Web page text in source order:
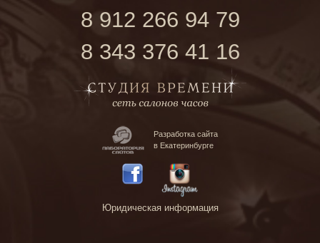
8 912 266 94 79
8 343 376 41 16
Разработка сайта
в Екатеринбурге
Юридическая информация